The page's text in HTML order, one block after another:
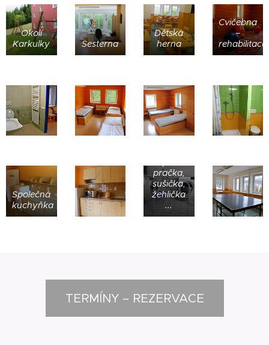
Okolí
Karkulky
Sesterna
Dětská
herna
Cvičebna
–
rehabilitace
Společná
kuchyňka
pračka,
sušička,
žehlička
...
TERMÍNY – REZERVACE